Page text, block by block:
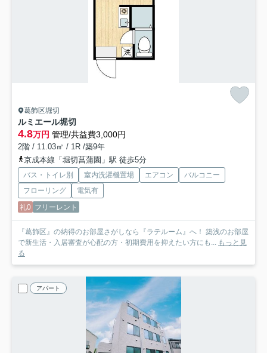
葛飾区堀切
ルミエール堀切
4.8万円 管理/共益費3,000円
2階 / 11.03㎡ / 1R /築9年
京成本線「堀切菖蒲園」駅 徒歩5分
バス・トイレ別 室内洗濯機置場 エアコン
バルコニー
フローリング
電気有
礼0 フリーレント
『葛飾区』の納得のお部屋さがしなら『ラテルーム』へ！ 築浅のお部屋
で新生活・入居審査が心配の方・初期費用を抑えたい方にも... もっと見
る
アパート